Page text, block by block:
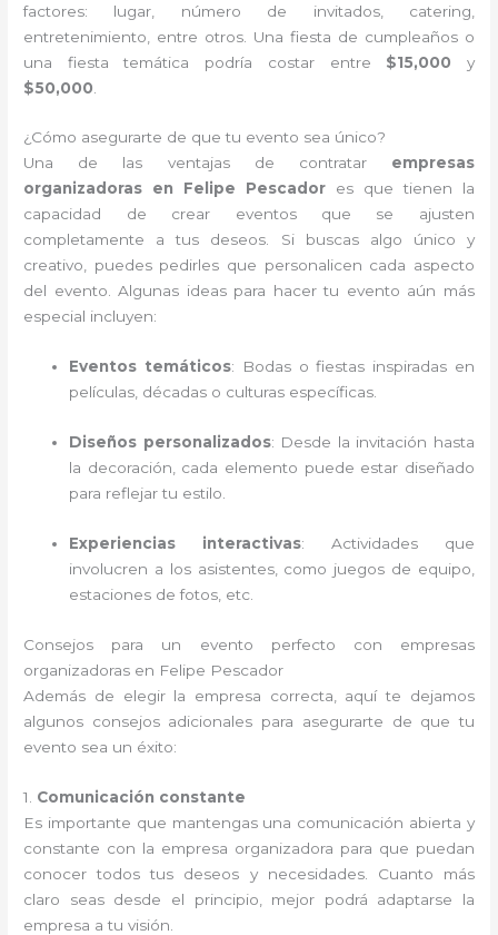
factores: lugar, número de invitados, catering,
entretenimiento, entre otros. Una fiesta de cumpleaños o
una fiesta temática podría costar entre $15,000 y
$50,000
¿Cómo asegurarte de que tu evento sea único?
Una de las ventajas de contratar empresas
organizadoras en Felipe Pescador es que tienen la
capacidad de crear eventos que se ajusten
completamente a tus deseos. Si buscas algo único y
creativo, puedes pedirles que personalicen cada aspecto
del evento. Algunas ideas para hacer tu evento aún más
especial incluyen:
Eventos temáticos: Bodas o fiestas inspiradas en
películas, décadas o culturas específicas.
Diseños personalizados: Desde la invitación hasta
la decoración, cada elemento puede estar diseñado
para reflejar tu estilo.
Experiencias interactivas: Actividades que
involucren a los asistentes, como juegos de equipo,
estaciones de fotos, etc.
Consejos para un evento perfecto con empresas
organizadoras en Felipe Pescador
Además de elegir la empresa correcta, aquí te dejamos
algunos consejos adicionales para asegurarte de que tu
evento sea un éxito:
1. Comunicación constante
Es importante que mantengas una comunicación abierta y
constante con la empresa organizadora para que puedan
conocer todos tus deseos y necesidades. Cuanto más
claro seas desde el principio, mejor podrá adaptarse la
empresa a tu visión.